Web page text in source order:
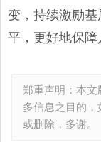
变，持续激励
平，更好地保障
郑重声明：本文
多信息之目的
或删除，多谢。